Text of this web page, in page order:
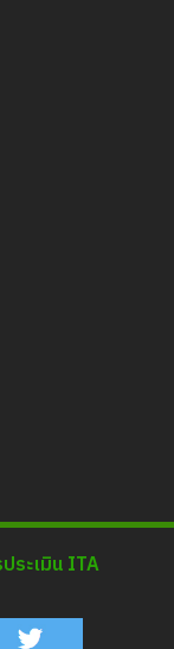
ระเมิน ITA